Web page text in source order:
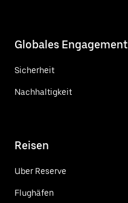
Globales Engagement
Sicherheit
Nachhaltigkeit
Reisen
Uber Reserve
Flughäfen